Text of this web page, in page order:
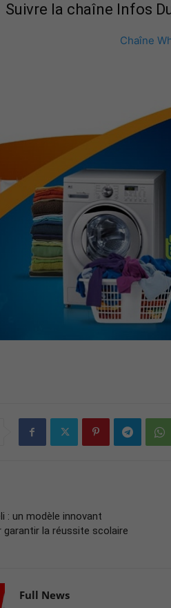
Suivre la chaîne Infos
Chaîne
: un modèle innovant
garantir la réussite scolaire
Full News